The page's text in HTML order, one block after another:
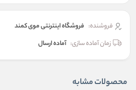
فروشنده: فروشگاه اینترنتی موی کمند
زمان آماده سازی: آماده ارسال
محصولات مشابه